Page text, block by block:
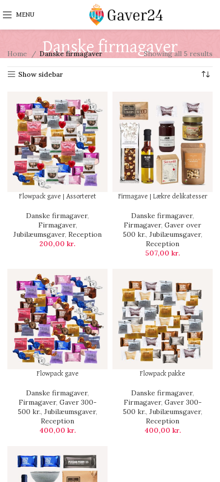
MENU
Danske firmagaver
Home Danske firmagaver Showing all 5 results
Show sidebar
Flowpack gave | Assorteret
Danske firmagaver,
Firmagaver,
Jubilæumsgaver, Reception
200,00 kr.
Firmagave | Lækre delikatesser
Danske firmagaver,
Firmagaver, Gaver over
500 kr., Jubilæumsgaver,
Reception
507,00 kr.
Flowpack gave
Danske firmagaver,
Firmagaver, Gaver 300-
500 kr., Jubilæumsgaver,
Reception
400,00 kr.
Flowpack pakke
Danske firmagaver,
Firmagaver, Gaver 300-
500 kr., Jubilæumsgaver,
Reception
400,00 kr.